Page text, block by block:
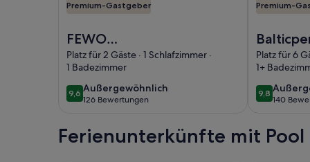
Foto von FEWO Möwenklecks-Strandlage/
Premium-Gastgeber
FEWO
Möwenklecks-
Strandlage/POOL/Sauna/
W-LAN, Tiefgarage,
Kurabgabe inklusive
Platz für 2 Gäste · 1 Schlafzimmer ·
1 Badezimmer
9,69,6 von 10
Außergewöhnlich
außergewöhnlich
126 Bewertungen
(126
Foto von
Premium-
dir. am
Meer/
Platz für 6
1+
9,89,8 von 10
140
(140
Ferienunterkünfte mit Pool